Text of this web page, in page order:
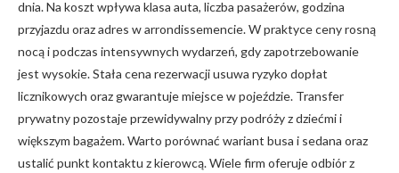
dnia. Na koszt wpływa klasa auta, liczba pasażerów, godzina
przyjazdu oraz adres w arrondissemencie. W praktyce ceny rosną
nocą i podczas intensywnych wydarzeń, gdy zapotrzebowanie
jest wysokie. Stała cena rezerwacji usuwa ryzyko dopłat
licznikowych oraz gwarantuje miejsce w pojeździe. Transfer
prywatny pozostaje przewidywalny przy podróży z dziećmi i
większym bagażem. Warto porównać wariant busa i sedana oraz
ustalić punkt kontaktu z kierowcą. Wiele firm oferuje odbiór z